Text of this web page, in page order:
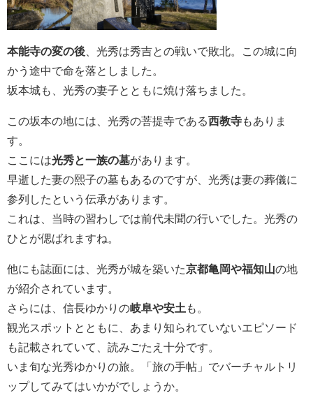
本能寺の変の後 、光秀は秀吉との戦いで敗北。この城に向
かう途中で命を落としました。
坂本城も、光秀の妻子とともに焼け落ちました。
この坂本の地には、光秀の菩提寺である西教寺もありま
す。
ここには光秀と一族の墓があります。
早逝した妻の熙子の墓もあるのですが、光秀は妻の葬儀に
参列したという伝承があります。
これは、当時の習わしでは前代未聞の行いでした。光秀の
ひとが偲ばれますね。
他にも誌面には、光秀が城を築いた京都亀岡や福知山の地
が紹介されています。
さらには、信長ゆかりの岐阜や安土 も。
観光スポットとともに、あまり知られていないエピソード
も記載されていて、読みごたえ十分です。
いま旬な光秀ゆかりの旅。「旅の手帖」でバーチャルトリ
ップしてみてはいかがでしょうか。